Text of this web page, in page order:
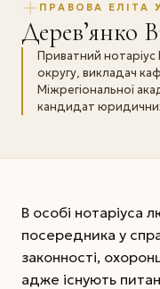
ПРАВОВА ЕЛІТА
Дерев’янко
Приватний нотаріус
округу, викладач
Міжрегіональної
кандидат
В особі нотаріуса
посередника у
законності,
адже існують